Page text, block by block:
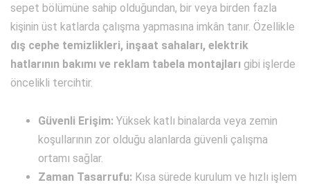
sepet bölümüne sahip olduğundan, bir veya birden fazla
kişinin üst katlarda çalışma yapmasına imkân tanır. Özellikle
dış cephe temizlikleri, inşaat sahaları, elektrik
hatlarının bakımı ve reklam tabela montajları gibi işlerde
öncelikli tercihtir.
Güvenli Erişim: Yüksek katlı binalarda veya zemin
koşullarının zor olduğu alanlarda güvenli çalışma
ortamı sağlar.
Zaman Tasarrufu: Kısa sürede kurulum ve hızlı işlem